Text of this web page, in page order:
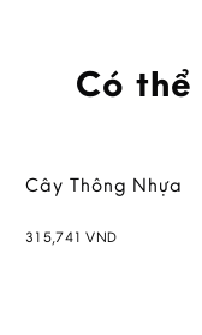
Có
Cây Thông Nhựa
315,741VND